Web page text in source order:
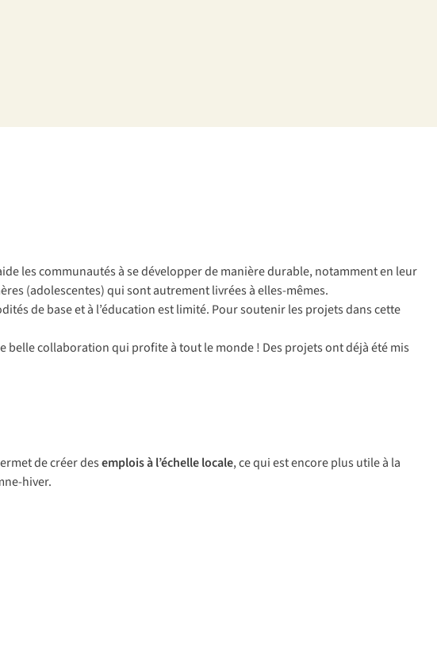
idelescommunautés à sedévelopperdemanièredurable,notammenten leur
ères (adolescentes)quisontautrementlivrées àelles-mêmes.
debaseet à l’éducationestlimité. Poursoutenirles projetsdanscette
bellecollaborationqui profiteàtoutlemonde! Des projetsontdéjàétémis
de créer desemplois à l’échelle locale, ce qui est encore plus utile à la
hiver.